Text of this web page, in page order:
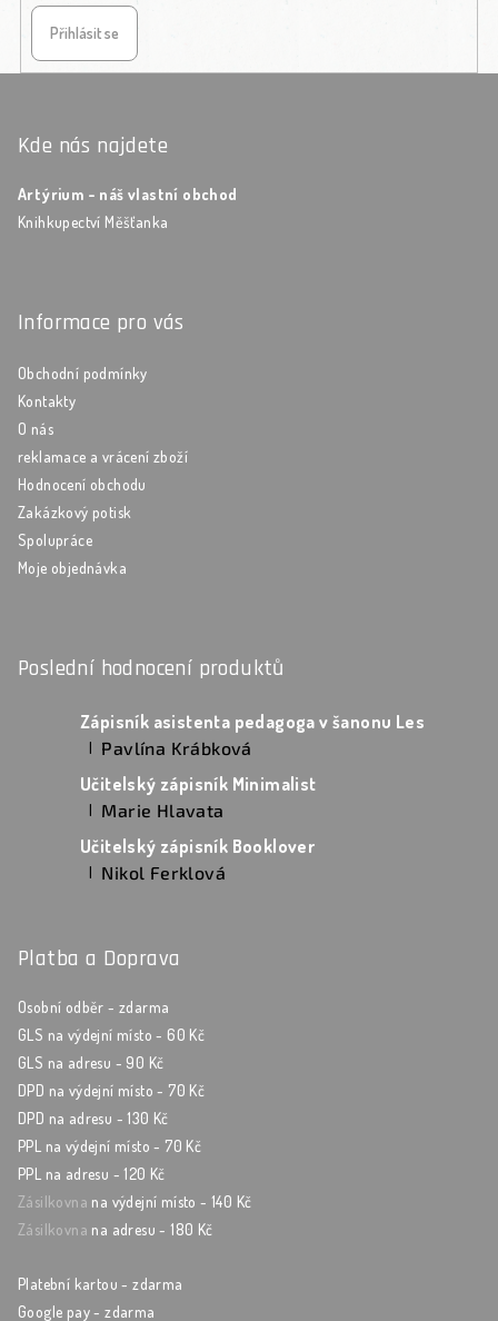
Přihlásit se
Kde nás najdete
Artýrium - náš vlastní obchod
Knihkupectví Měšťanka
Informace pro vás
Obchodní podmínky
Kontakty
O nás
reklamace a vrácení zboží
Hodnocení obchodu
Zakázkový potisk
Spolupráce
Moje objednávka
Poslední hodnocení produktů
Zápisník asistenta pedagoga v šanonu Les
Hodnocení produktu je 5 z 5 hvězdiček.
| Pavlína Krábková
Učitelský zápisník Minimalist
Hodnocení produktu je 5 z 5 hvězdiček.
| Marie Hlavata
Učitelský zápisník Booklover
Hodnocení produktu je 5 z 5 hvězdiček.
| Nikol Ferklová
Platba a Doprava
Osobní odběr - zdarma
GLS na výdejní místo - 60 Kč
GLS na adresu - 90 Kč
DPD na výdejní místo - 70 Kč
DPD na adresu - 130 Kč
PPL na výdejní místo - 70 Kč
PPL na adresu - 120 Kč
Zásilkovna na výdejní místo - 140 Kč
Zásilkovna na adresu - 180 Kč
Platební kartou - zdarma
Google pay - zdarma